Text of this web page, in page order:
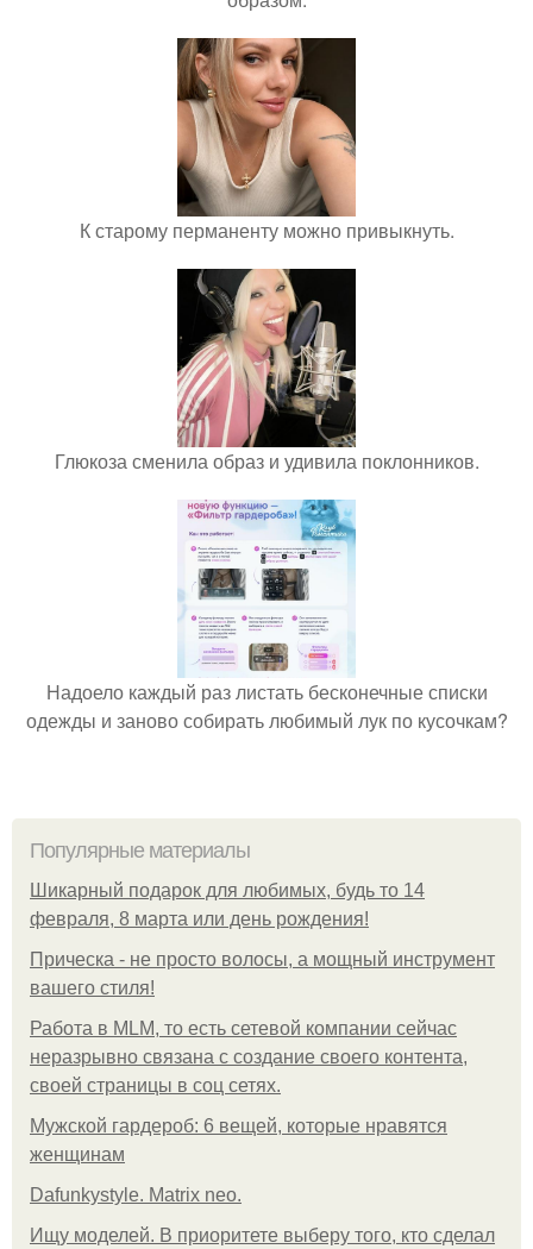
К старому перманенту можно привыкнуть.
Глюкоза сменила образ и удивила поклонников.
Надоело каждый раз листать бесконечные списки
одежды и заново собирать любимый лук по кусочкам?
Популярные материалы
Шикарный подарок для любимых, будь то 14
февраля, 8 марта или день рождения!
Прическа - не просто волосы, а мощный инструмент
вашего стиля!
Работа в MLM, то есть сетевой компании сейчас
неразрывно связана с создание своего контента,
своей страницы в соц сетях.
Мужской гардероб: 6 вещей, которые нравятся
женщинам
Dafunkystyle. Matrix neo.
Ищу моделей. В приоритете выберу того, кто сделал